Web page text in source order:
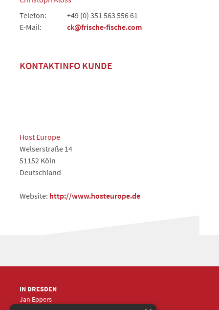
Telefon:
+49 (0) 351 563 556 61
E-Mail:
ck@frische-fische.com
KONTAKTINFO KUNDE
Host Europe
Welserstraße 14
51152 Köln
Deutschland
Website: http://www.hosteurope.de
IN DRESDEN
Jan Eppers